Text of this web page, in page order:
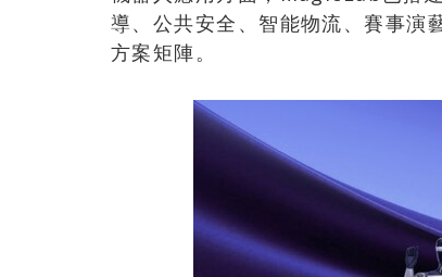
導、公共安全、智能物流、賽事演
方案矩陣。